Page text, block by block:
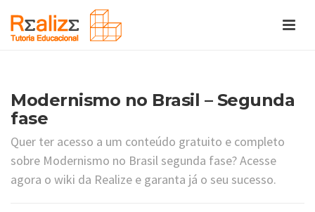
Modernismo no Brasil – Segunda
fase
Quer ter acesso a um conteúdo gratuito e completo
sobre Modernismo no Brasil segunda fase? Acesse
agora o wiki da Realize e garanta já o seu sucesso.